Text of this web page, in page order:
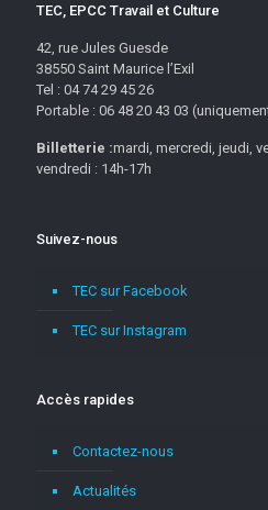
TEC, EPCC Travail et Culture
42, rue Jules Guesde
38550 Saint Maurice l’Exil
Tel : 04 74 29 45 26
Portable : 06 48 20 43 03
Billetterie :mardi, mercredi, jeudi,
vendredi : 14h-17h
Suivez-nous
TEC sur Facebook
TEC sur Instagram
Accès rapides
Contactez-nous
Actualités